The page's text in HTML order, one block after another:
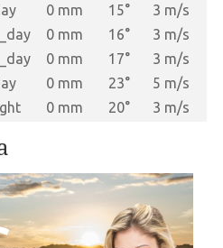
0 mm 15°
3 m/s
0 mm 16°
3 m/s
0 mm 17°
3 m/s
0 mm 23°
5 m/s
0 mm 20° 3 m/s